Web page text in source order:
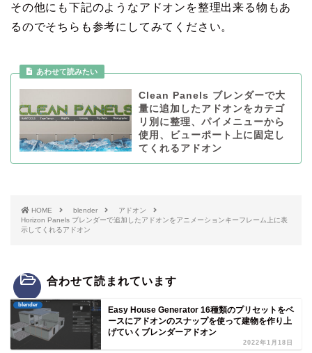
その他にも下記のようなアドオンを整理出来る物もあ
るのでそちらも参考にしてみてください。
Clean Panels ブレンダーで大
量に追加したアドオンをカテゴ
リ別に整理、パイメニューから
使用、ビューポート上に固定し
てくれるアドオン
HOME blender
アドオン
Horizon Panels ブレンダーで追加したアドオンをアニメーションキーフレーム上に表
示してくれるアドオン
合わせて読まれています
blender
Easy House Generator 16種類のプリセットをベ
ースにアドオンのスナップを使って建物を作り上
げていくブレンダーアドオン
2022年1月18日